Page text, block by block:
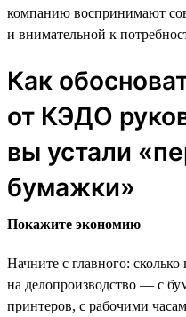
компанию воспринимают
и внимательной к
Как
от КЭДО
вы устали
бумажки»
Покажите экономию
Начните с главного:
на делопроизводство — с
принтеров, с рабочими